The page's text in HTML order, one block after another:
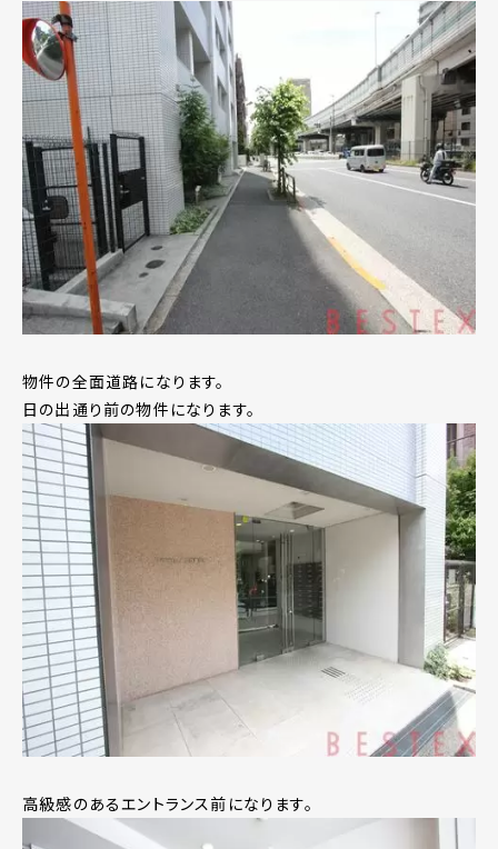
物件の全面道路になります。
日の出通り前の物件になります。
高級感のあるエントランス前になります。